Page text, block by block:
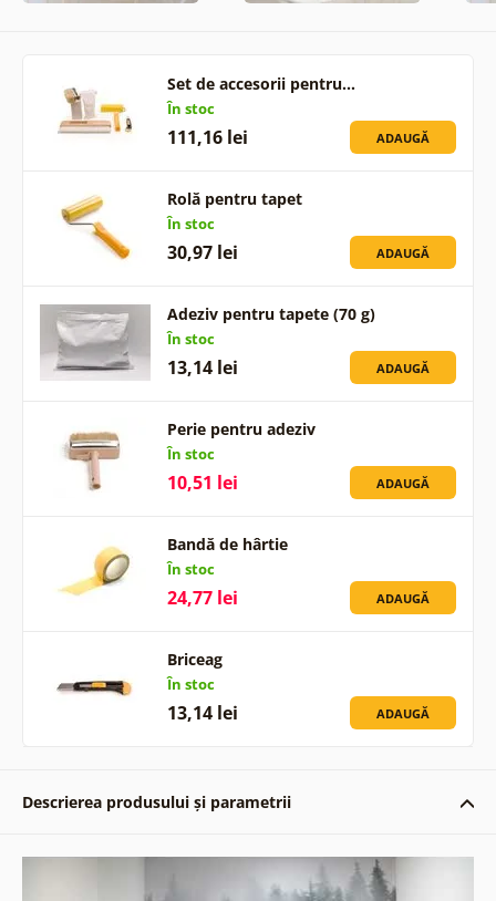
Set de accesorii pentru…
În stoc
111,16 lei ADAUGĂ
Rolă pentru tapet
În stoc
30,97 lei ADAUGĂ
Adeziv pentru tapete (70 g)
În stoc
13,14 lei ADAUGĂ
Perie pentru adeziv
În stoc
10,51 lei ADAUGĂ
Bandă de hârtie
În stoc
24,77 lei ADAUGĂ
Briceag
În stoc
13,14 lei ADAUGĂ
Descrierea produsului și parametrii